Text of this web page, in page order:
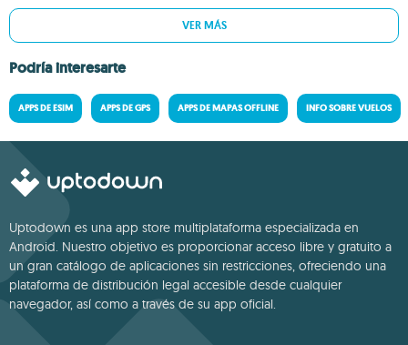
VER MÁS
Podría interesarte
APPS DE ESIM APPS DE GPS APPS DE MAPAS OFFLINE INFO SOBRE VUELOS
Uptodown es una app store multiplataforma especializada en
Android. Nuestro objetivo es proporcionar acceso libre y gratuito a
un gran catálogo de aplicaciones sin restricciones, ofreciendo una
plataforma de distribución legal accesible desde cualquier
navegador, así como a través de su app oficial.